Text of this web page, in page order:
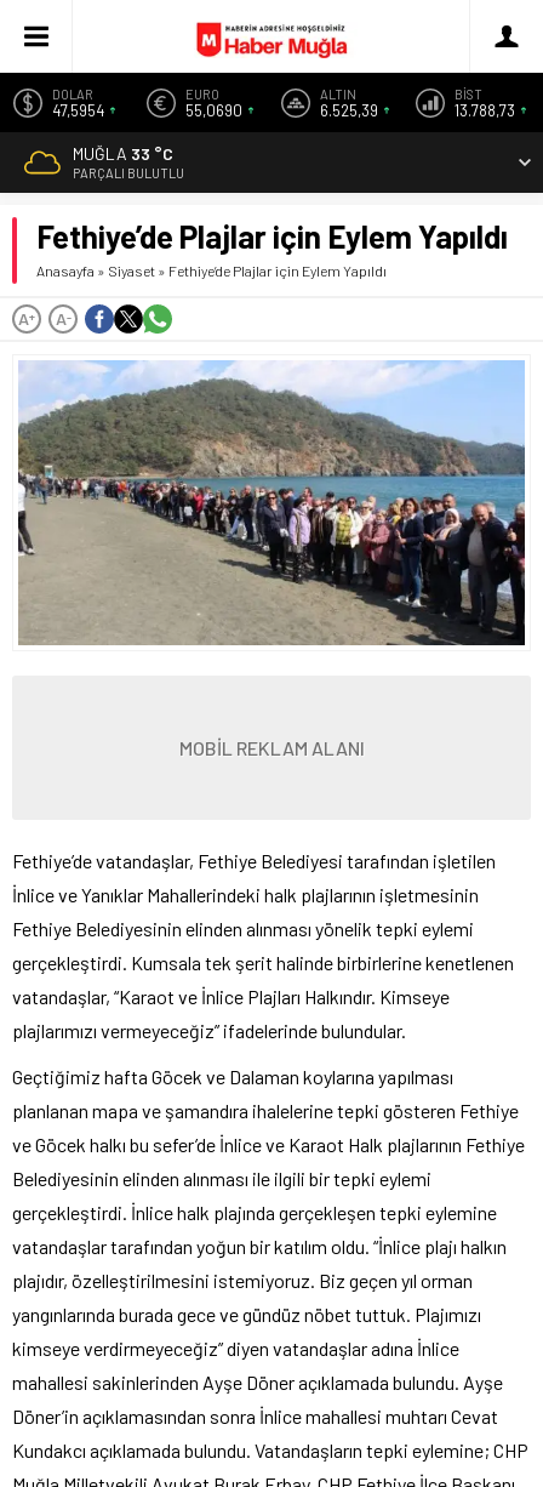
DOLAR
47,5954
EURO
55,0690
ALTIN
6.525,39
BİST
13.788,73
MUĞLA 33 °C
PARÇALI BULUTLU
Fethiye’de Plajlar için Eylem Yapıldı
Anasayfa » Siyaset » Fethiye’de Plajlar için Eylem Yapıldı
A+ A-
MOBİL REKLAM ALANI
Fethiye’de vatandaşlar, Fethiye Belediyesi tarafından işletilen
İnlice ve Yanıklar Mahallerindeki halk plajlarının işletmesinin
Fethiye Belediyesinin elinden alınması yönelik tepki eylemi
gerçekleştirdi. Kumsala tek şerit halinde birbirlerine kenetlenen
vatandaşlar, “Karaot ve İnlice Plajları Halkındır. Kimseye
plajlarımızı vermeyeceğiz” ifadelerinde bulundular.
Geçtiğimiz hafta Göcek ve Dalaman koylarına yapılması
planlanan mapa ve şamandıra ihalelerine tepki gösteren Fethiye
ve Göcek halkı bu sefer’de İnlice ve Karaot Halk plajlarının Fethiye
Belediyesinin elinden alınması ile ilgili bir tepki eylemi
gerçekleştirdi. İnlice halk plajında gerçekleşen tepki eylemine
vatandaşlar tarafından yoğun bir katılım oldu. “İnlice plajı halkın
plajıdır, özelleştirilmesini istemiyoruz. Biz geçen yıl orman
yangınlarında burada gece ve gündüz nöbet tuttuk. Plajımızı
kimseye verdirmeyeceğiz” diyen vatandaşlar adına İnlice
mahallesi sakinlerinden Ayşe Döner açıklamada bulundu. Ayşe
Döner’in açıklamasından sonra İnlice mahallesi muhtarı Cevat
Kundakcı açıklamada bulundu. Vatandaşların tepki eylemine; CHP